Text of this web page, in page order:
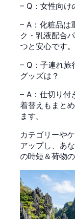
– Q：女性向け
– A：化粧品は
ク・乳液配合
つと安心です。
– Q：子連れ旅
グッズは？
– A：仕切り付
着替えもまと
ます。
カテゴリーや
アップし、あ
の時短＆荷物